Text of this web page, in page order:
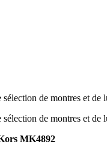
de montres et
de montres et
MK4892